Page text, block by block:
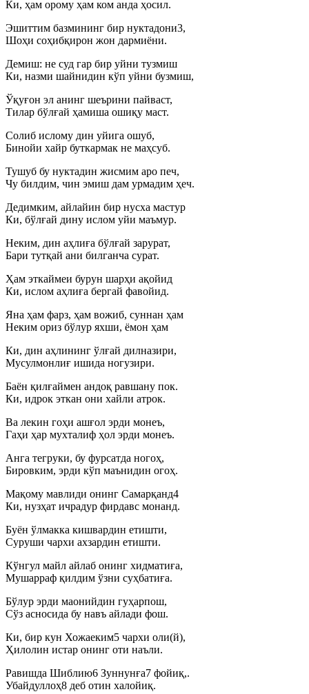
Ки, ҳам орому ҳам ком анда ҳосил.
Эшиттим базмининг бир нуктадони3,
Шоҳи соҳибқирон жон дармиёни.
Демиш: не суд гар бир уйни тузмиш
Ки, назми шайнидин кўп уйни бузмиш,
Ўқуғон эл анинг шеърини пайваст,
Тилар бўлғай ҳамиша ошиқу маст.
Солиб ислому дин уйига ошуб,
Бинойи хайр буткармак не маҳсуб.
Тушуб бу нуктадин жисмим аро печ,
Чу билдим, чин эмиш дам урмадим ҳеч.
Дедимким, айлайин бир нусха мастур
Ки, бўлғай дину ислом уйи маъмур.
Неким, дин аҳлиға бўлғай зарурат,
Бари тутқай ани билганча сурат.
Ҳам эткаймеи бурун шарҳи ақойид
Ки, ислом аҳлиға бергай фавойид.
Яна ҳам фарз, ҳам вожиб, суннан ҳам
Неким ориз бўлур яхши, ёмон ҳам
Ки, дин аҳлининг ўлғай дилназири,
Мусулмонлиғ ишида ногузири.
Баён қилғаймен андоқ равшану пок.
Ки, идрок эткан они хайли атрок.
Ва лекин гоҳи ашғол эрди монеъ,
Гаҳи ҳар мухталиф ҳол эрди монеъ.
Анга тегруки, бу фурсатда ногоҳ,
Бировким, эрди кўп маънидин огоҳ.
Мақому мавлиди онинг Самарқанд4
Ки, нузҳат ичрадур фирдавс монанд.
Буён ўлмакка кишвардин етишти,
Суруши чархи ахзардин етишти.
Кўнгул майл айлаб онинг хидматиға,
Мушарраф қилдим ўзни суҳбатиға.
Бўлур эрди маонийдин гуҳарпош,
Сўз асносида бу навъ айлади фош.
Ки, бир кун Хожаеким5 чархи оли(й),
Ҳилолин истар онинг оти наъли.
Равишда Шиблию6 Зуннунға7 фойиқ,.
Убайдуллоҳ8 деб отин халойиқ.